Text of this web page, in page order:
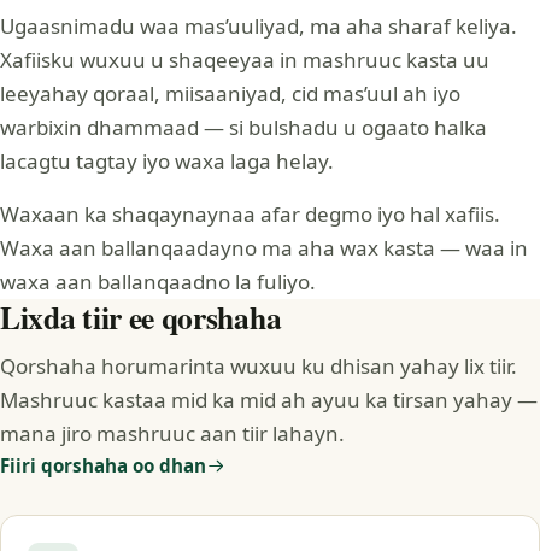
Ugaasnimadu waa mas’uuliyad, ma aha sharaf keliya.
Xafiisku wuxuu u shaqeeyaa in mashruuc kasta uu
leeyahay qoraal, miisaaniyad, cid mas’uul ah iyo
warbixin dhammaad — si bulshadu u ogaato halka
lacagtu tagtay iyo waxa laga helay.
Waxaan ka shaqaynaynaa afar degmo iyo hal xafiis.
Waxa aan ballanqaadayno ma aha wax kasta — waa in
waxa aan ballanqaadno la fuliyo.
Lixda tiir ee qorshaha
Qorshaha horumarinta wuxuu ku dhisan yahay lix tiir.
Mashruuc kastaa mid ka mid ah ayuu ka tirsan yahay —
mana jiro mashruuc aan tiir lahayn.
Fiiri qorshaha oo dhan